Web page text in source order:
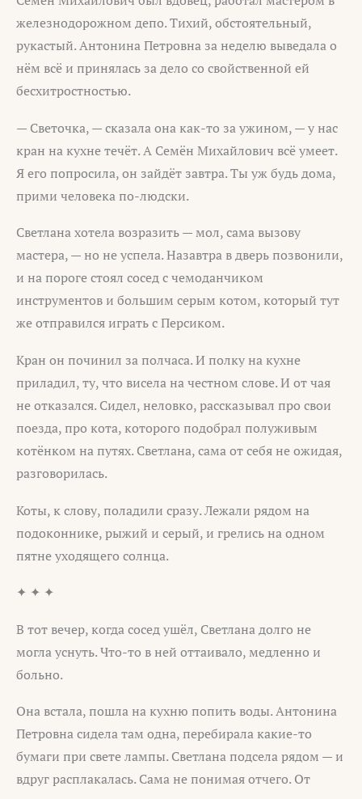
железнодорожном депо. Тихий, обстоятельный,
рукастый. Антонина Петровна за неделю выведала о
нём всё и принялась за дело со свойственной ей
бесхитростностью.
— Светочка, — сказала она как-то за ужином, — у нас
кран на кухне течёт. А Семён Михайлович всё умеет.
Я его попросила, он зайдёт завтра. Ты уж будь дома,
прими человека по-людски.
Светлана хотела возразить — мол, сама вызову
мастера, — но не успела. Назавтра в дверь позвонили,
и на пороге стоял сосед с чемоданчиком
инструментов и большим серым котом, который тут
же отправился играть с Персиком.
Кран он починил за полчаса. И полку на кухне
приладил, ту, что висела на честном слове. И от чая
не отказался. Сидел, неловко, рассказывал про свои
поезда, про кота, которого подобрал полуживым
котёнком на путях. Светлана, сама от себя не ожидая,
разговорилась.
Коты, к слову, поладили сразу. Лежали рядом на
подоконнике, рыжий и серый, и грелись на одном
пятне уходящего солнца.
✦ ✦ ✦
В тот вечер, когда сосед ушёл, Светлана долго не
могла уснуть. Что-то в ней оттаивало, медленно и
больно.
Она встала, пошла на кухню попить воды. Антонина
Петровна сидела там одна, перебирала какие-то
бумаги при свете лампы. Светлана подсела рядом — и
вдруг расплакалась. Сама не понимая отчего. От